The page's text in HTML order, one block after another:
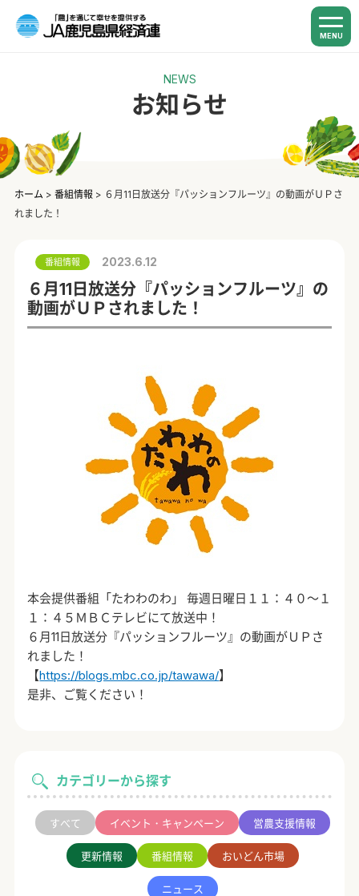
MENU
NEWS
お知らせ
ホーム > 番組情報 > ６月11日放送分『パッションフルーツ』の動画がＵＰさ
れました！
カテゴリーから探す
すべて イベント・キャンペーン 営農支援情報
更新情報 番組情報 おいどん市場
ニュース
番組情報 2023.6.12
６月11日放送分『パッションフルーツ』の
動画がＵＰされました！
本会提供番組「たわわのわ」 毎週日曜日１１：４０～１
１：４５ＭＢＣテレビにて放送中！
６月11日放送分『パッションフルーツ』の動画がＵＰさ
れました！
【https://blogs.mbc.co.jp/tawawa/】
是非、ご覧ください！